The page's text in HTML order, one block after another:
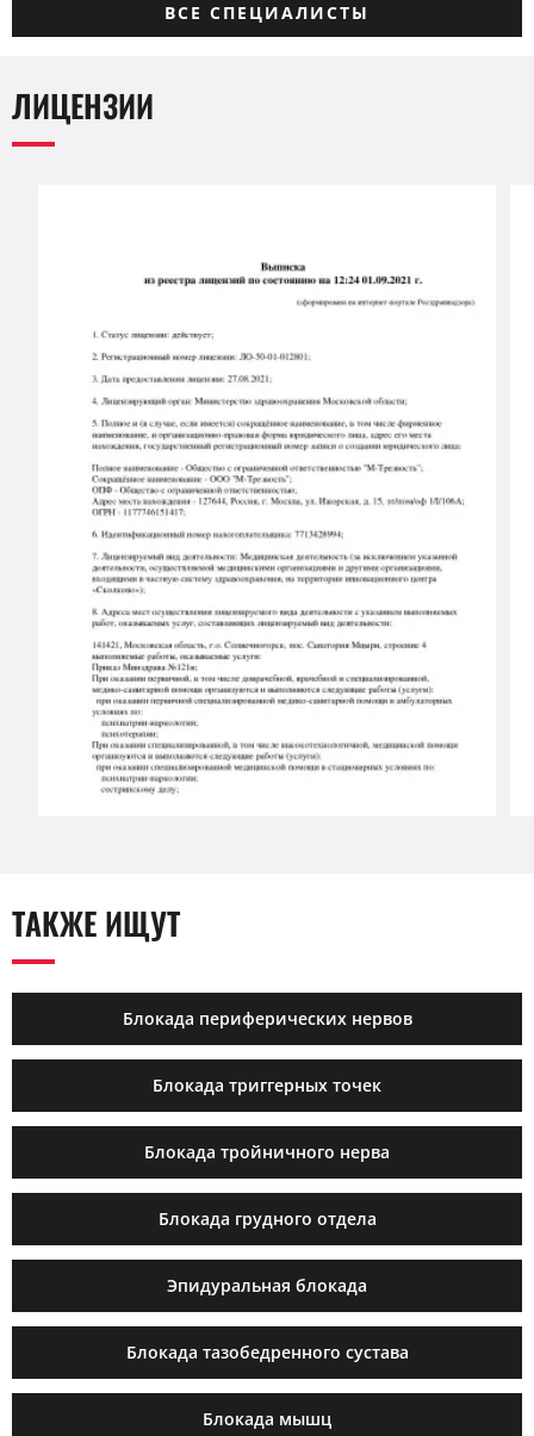
ВСЕ СПЕЦИАЛИСТЫ
ЛИЦЕНЗИИ
ТАКЖЕ ИЩУТ
Блокада периферических нервов
Блокада триггерных точек
Блокада тройничного нерва
Блокада грудного отдела
Эпидуральная блокада
Блокада тазобедренного сустава
Блокада мышц